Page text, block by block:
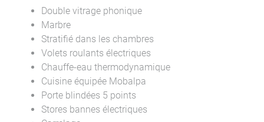
Double vitrage phonique
Marbre
Stratifié dans les chambres
Volets roulants électriques
Chauffe-eau thermodynamique
Cuisine équipée Mobalpa
Porte blindées 5 points
Stores bannes électriques